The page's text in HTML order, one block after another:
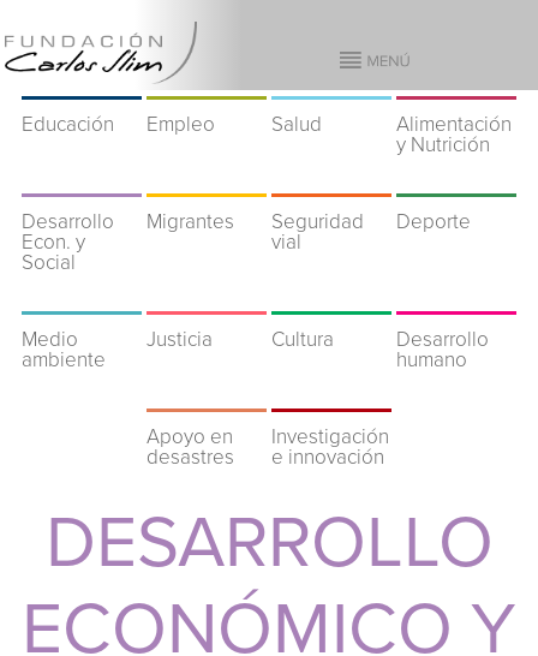
Educación Empleo Salud
Alimentación
y Nutrición
Desarrollo
Econ. y
Social
Migrantes
Seguridad
vial
Deporte
Medio
ambiente
Justicia Cultura
Desarrollo
humano
Apoyo en
desastres
Investigación
e innovación
DESARROLLO
ECONÓMICO Y